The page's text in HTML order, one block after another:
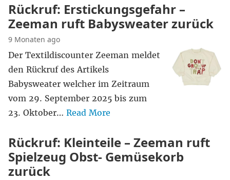
Rückruf: Erstickungsgefahr –
Zeeman ruft Babysweater zurück
9 Monaten ago
Der Textildiscounter Zeeman meldet
den Rückruf des Artikels
Babysweater welcher im Zeitraum
vom 29. September 2025 bis zum
23. Oktober… Read More
Rückruf: Kleinteile – Zeeman ruft
Spielzeug Obst- Gemüsekorb
zurück